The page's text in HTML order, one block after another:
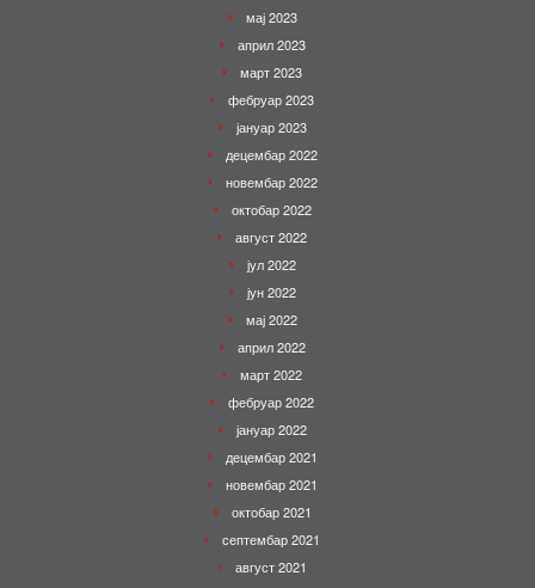
мај 2023
април 2023
март 2023
фебруар 2023
јануар 2023
децембар 2022
новембар 2022
октобар 2022
август 2022
јул 2022
јун 2022
мај 2022
април 2022
март 2022
фебруар 2022
јануар 2022
децембар 2021
новембар 2021
октобар 2021
септембар 2021
август 2021